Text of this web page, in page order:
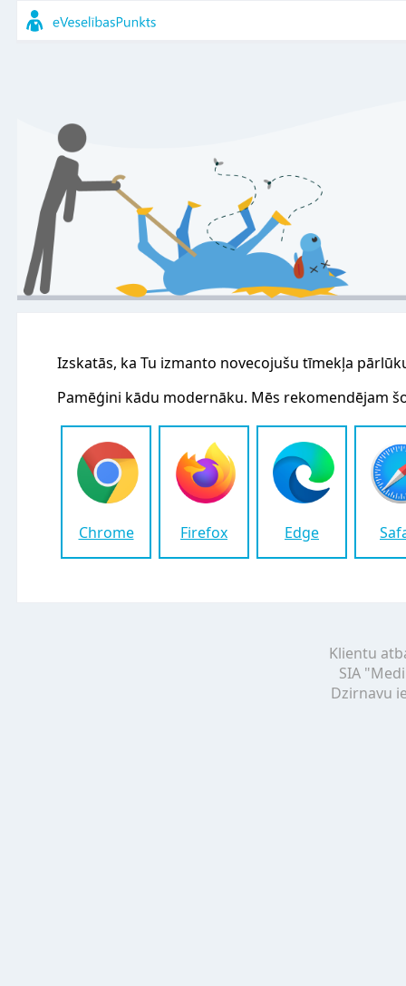
Izskatās, ka Tu izmanto novecojušu tīmekļa
Pamēģini kādu modernāku. Mēs rekomendējam
Chrome Firefox Edge
Klientu
SIA
Dzirnavu